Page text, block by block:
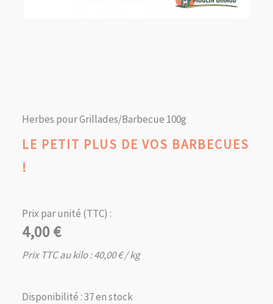
Herbes pour Grillades/Barbecue 100g
LE PETIT PLUS DE VOS BARBECUES
!
Prix par unité (TTC) :
4,00€
Prix TTC au kilo :40,00€/ kg
Disponibilité :37 en stock